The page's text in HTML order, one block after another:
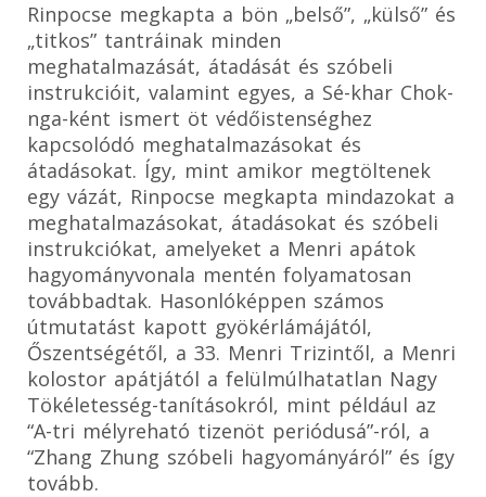
Rinpocse megkapta a bön „belső”, „külső” és
„titkos” tantráinak minden
meghatalmazását, átadását és szóbeli
instrukcióit, valamint egyes, a Sé-khar Chok-
nga-ként ismert öt védőistenséghez
kapcsolódó meghatalmazásokat és
átadásokat. Így, mint amikor megtöltenek
egy vázát, Rinpocse megkapta mindazokat a
meghatalmazásokat, átadásokat és szóbeli
instrukciókat, amelyeket a Menri apátok
hagyományvonala mentén folyamatosan
továbbadtak. Hasonlóképpen számos
útmutatást kapott gyökérlámájától,
Őszentségétől, a 33. Menri Trizintől, a Menri
kolostor apátjától a felülmúlhatatlan Nagy
Tökéletesség-tanításokról, mint például az
“A-tri mélyreható tizenöt periódusá”-ról, a
“Zhang Zhung szóbeli hagyományáról” és így
tovább.